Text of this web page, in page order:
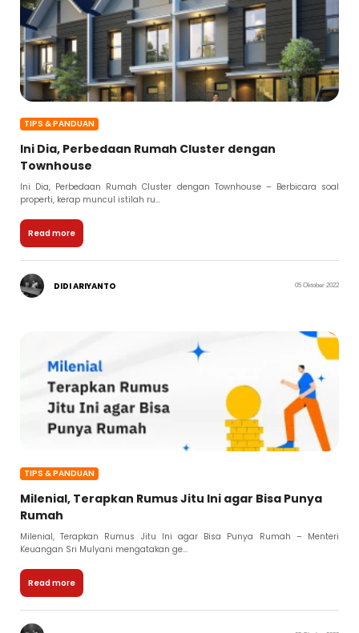
TIPS & PANDUAN
Ini Dia, Perbedaan Rumah Cluster dengan
Townhouse
Ini Dia, Perbedaan Rumah Cluster dengan Townhouse – Berbicara soal
properti, kerap muncul istilah ru...
Read more
DIDI ARIYANTO 05 Oktober 2022
TIPS & PANDUAN
Milenial, Terapkan Rumus Jitu Ini agar Bisa Punya
Rumah
Milenial, Terapkan Rumus Jitu Ini agar Bisa Punya Rumah – Menteri
Keuangan Sri Mulyani mengatakan ge...
Read more